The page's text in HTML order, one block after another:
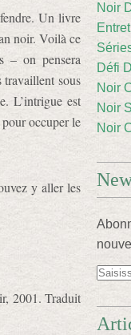
Un livre
noir. Voilà ce
– on pensera
travaillent sous
L’intrigue est
occuper le
y aller les
2001. Traduit
Noir
Défi
Noir
Noir
Noir